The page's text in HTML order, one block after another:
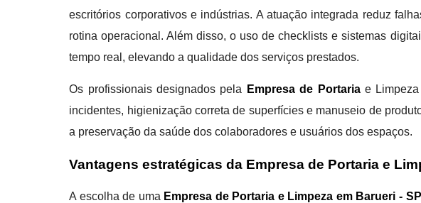
escritórios corporativos e indústrias. A atuação integrada reduz
rotina operacional. Além disso, o uso de checklists e sistemas
tempo real, elevando a qualidade dos serviços prestados.
Os profissionais designados pela Empresa de Portariae Limpeza
incidentes, higienização correta de superfícies e manuseio de
a preservação da saúde dos colaboradores e usuários dos espaços.
Vantagens estratégicas da Empresa de Portaria e
A escolha de uma Empresa de Portaria e Limpeza em Barueri - SP